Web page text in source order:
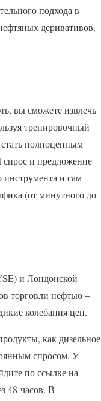
подхода в
деривативов,
вы сможете извлечь
тренировочный
полноценным
и предложение
и сам
(от минутного до
и Лондонской
торговли нефтью –
колебания цен.
как дизельное
спросом. У
по ссылке на
48 часов. В